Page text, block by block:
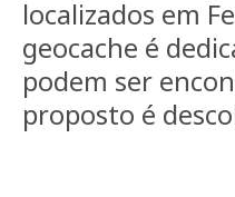
localizados em
geocache é
podem ser
proposto é